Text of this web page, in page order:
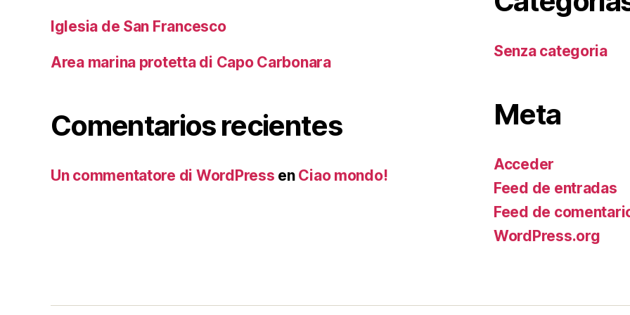
Iglesia de San Francesco
Area marina protetta di Capo Carbonara
Comentarios recientes
Un commentatore di WordPress en Ciao mondo!
Senza categoria
Meta
Acceder
Feed de entradas
Feed de
WordPress.org